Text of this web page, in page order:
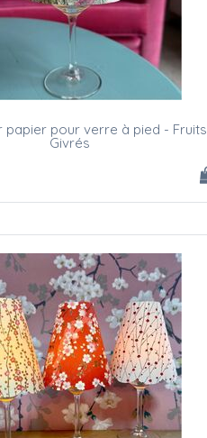
papier pour verre à pied - Fruits
Givrés